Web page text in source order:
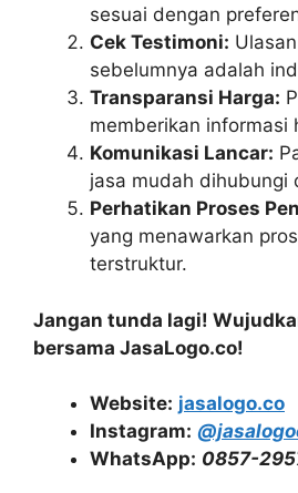
sesuai dengan
Cek Testimoni:
sebelumnya adalah
Transparansi Harga:
memberikan informasi
Komunikasi Lancar:
jasa mudah dihubungi
Perhatikan Proses
yang menawarkan
terstruktur.
Jangan tunda lagi!
bersama JasaLogo.co!
Website: jasalogo.co
Instagram:
WhatsApp: 0857-